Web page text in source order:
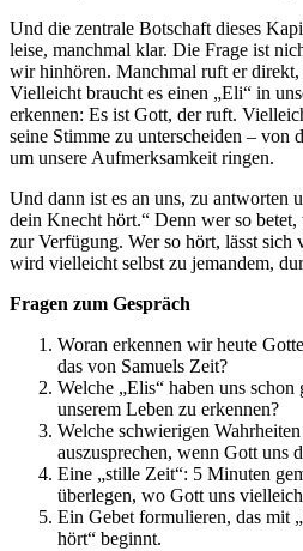
Und die zentrale Botschaft dieses
leise, manchmal klar. Die Frage ist
wir hinhören. Manchmal ruft er direkt,
Vielleicht braucht es einen „Eli“ in
erkennen: Es ist Gott, der ruft.
seine Stimme zu unterscheiden – von
um unsere Aufmerksamkeit ringen.
Und dann ist es an uns, zu antworten
dein Knecht hört.“ Denn wer so
zur Verfügung. Wer so hört, lässt sich
wird vielleicht selbst zu jemandem,
Fragen zum Gespräch
Woran erkennen wir heute
das von Samuels Zeit?
Welche „Elis“ haben uns
unserem Leben zu erkennen?
Welche schwierigen
auszusprechen, wenn Gott uns
Eine „stille Zeit“: 5 Minuten
überlegen, wo Gott uns
Ein Gebet formulieren, das mit
hört“ beginnt.